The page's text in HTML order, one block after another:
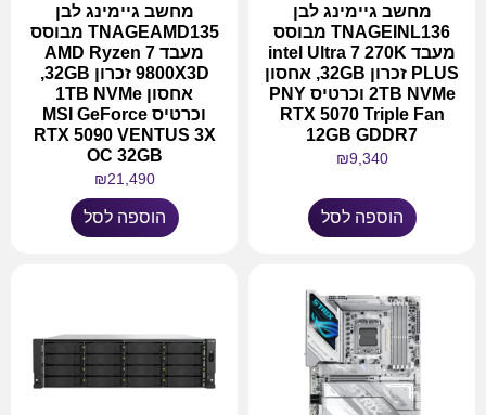
מחשב גיימינג לבן
TNAGEINL136 מבוסס
מעבד intel Ultra 7 270K
PLUS זכרון 32GB, אחסון
2TB NVMe וכרטיס PNY
RTX 5070 Triple Fan
12GB GDDR7
₪9,340
הוספה לסל
מחשב גיימינג לבן
TNAGEAMD135 מבוסס
מעבד AMD Ryzen 7
9800X3D זכרון 32GB,
אחסון 1TB NVMe
וכרטיס MSI GeForce
RTX 5090 VENTUS 3X
OC 32GB
₪21,490
הוספה לסל